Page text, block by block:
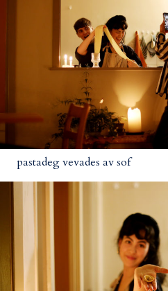
pastadeg vevades av sof